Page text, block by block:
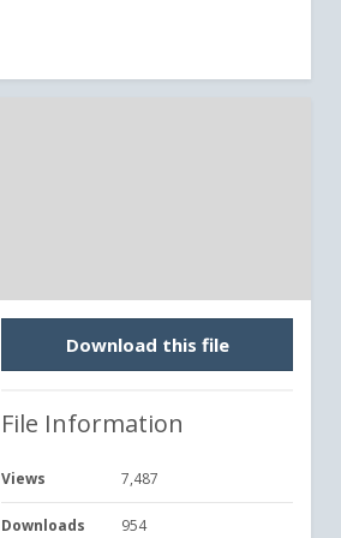
Download this file
File Information
Views 7,487
Downloads 954